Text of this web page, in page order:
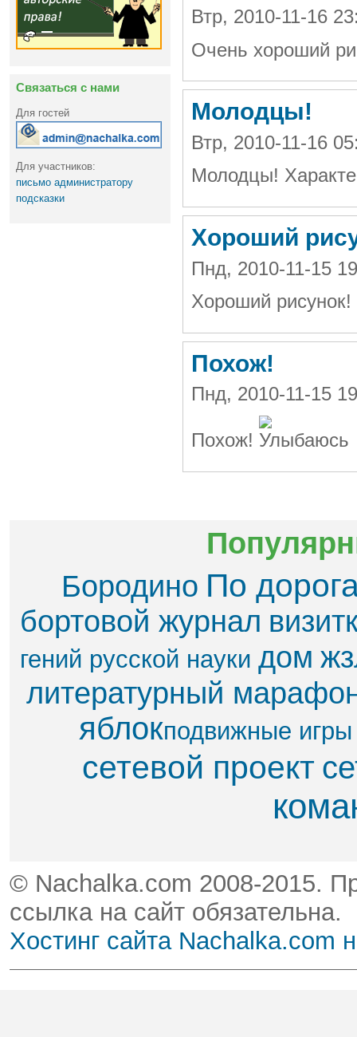
Связаться с нами
Для гостей
Для участников:
письмо администратору
подсказки
Втр, 2010-11-16
Очень хороший
Молодцы!
Втр, 2010-11-16
Молодцы!
Хороший
Пнд, 2010-11-15
Хороший
Похож!
Пнд, 2010-11-15
Похож!
Бородино По
бортовой журнал
гений русской науки дом
литературный
яблок​подвижные игры
сетевой проект
© Nachalka.com 2008-2015.
ссылка на сайт обязательна.
Хостинг сайта Nachalka.com